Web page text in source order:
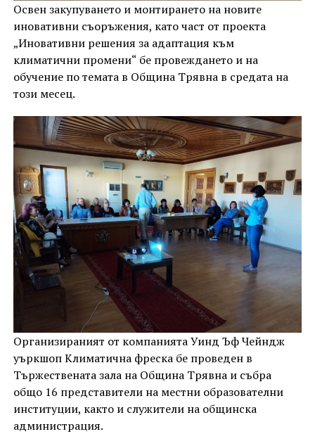
Освен закупуването и монтирането на новите
иновативни съоръжения, като част от проекта
„Иновативни решения за адаптация към
климатични промени“ бе провеждането и на
обучение по темата в Община Трявна в средата на
този месец.
Организираният от компанията Уинд Ъф Чейндж
уъркшоп Климатична фреска бе проведен в
Тържествената зала на Община Трявна и събра
общо 16 представители на местни образователни
институции, както и служители на общинска
администрация.